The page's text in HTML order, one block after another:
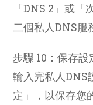
「DNS 2」或
二個私人DNS服
步驟 10：保存設
輸入完私人DNS
定」，以保存您